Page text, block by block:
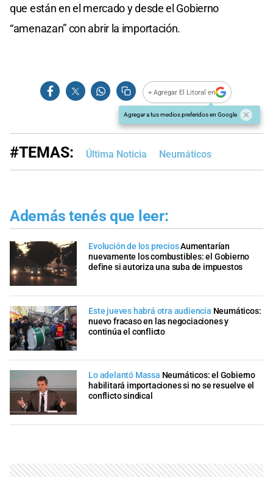
que están en el mercado y desde el Gobierno
“amenazan” con abrir la importación.
+ Agregar El Litoral en
Agregar a tus medios preferidos en Google
#TEMAS: Última Noticia Neumáticos
Además tenés que leer:
Evolución de los preciosAumentarían
nuevamente los combustibles: el Gobierno
define si autoriza una suba de impuestos
Este jueves habrá otra audiencia Neumáticos:
nuevo fracaso en las negociaciones y
continúa el conflicto
Lo adelantó Massa Neumáticos: el Gobierno
habilitará importaciones si no se resuelve el
conflicto sindical